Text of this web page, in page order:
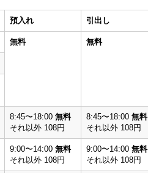
預入れ 引出し
無料 無料
8:45〜18:00 無料
それ以外 108円
8:45〜18:00 無料
それ以外 108円
9:00〜14:00 無料
それ以外 108円
9:00〜14:00 無料
それ以外 108円